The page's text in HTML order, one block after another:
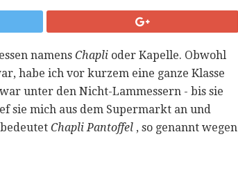
namens Chapli oder Kapelle. Obwohl
habe ich vor kurzem eine ganze Klasse
unter den Nicht-Lammessern - bis sie
sie mich aus dem Supermarkt an und
Chapli Pantoffel , so genannt wegen